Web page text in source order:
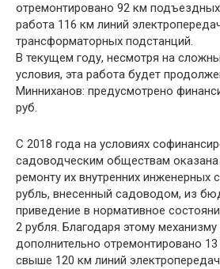
отремонтировано 92 км
работа 116 км линий
трансформаторных подстанций.
В текущем году, несмотря на
условия, эта работа будет
Минниханов: предусмотрено
руб.
С 2018 года на условиях
садоводческим обществам
ремонту их внутренних инженерных
рубль, внесенный садоводом, из
приведение в нормативное
2 рубля. Благодаря этому
дополнительно отремонтировано 13
свыше 120 км линий